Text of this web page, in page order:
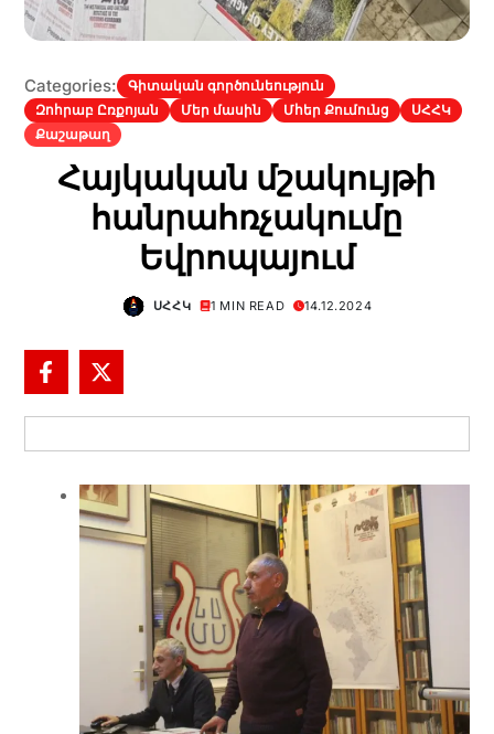
Categories:
Գիտական գործունեություն
Զոհրաբ Ըռքոյան
Մեր մասին Մհեր Քումունց
ՍՀՀԿ
Քաշաթաղ
Հայկական մշակույթի
հանրահռչակումը
Եվրոպայում
ՍՀՀԿ 1 MIN READ 14.12.2024